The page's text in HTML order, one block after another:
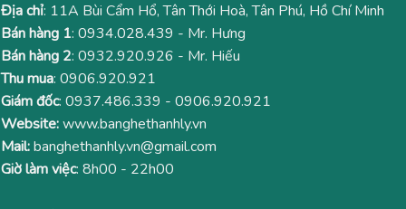
Địa chỉ: 11A Bùi Cẩm Hổ, Tân Thới Hoà, Tân Phú, Hồ Chí Minh
Bán hàng 1: 0934.028.439 - Mr. Hưng
Bán hàng 2: 0932.920.926 - Mr. Hiếu
Thu mua: 0906.920.921
Giám đốc: 0937.486.339 - 0906.920.921
Website:www.banghethanhly.vn
Mail:banghethanhly.vn@gmail.com
Giờ làm việc: 8h00 - 22h00